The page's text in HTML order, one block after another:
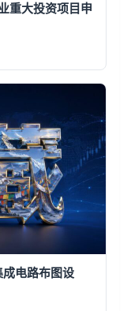
重大投资项目申
电路布图设